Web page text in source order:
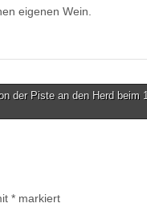
eigenen Wein.
der Piste an den Herd beim
*markiert